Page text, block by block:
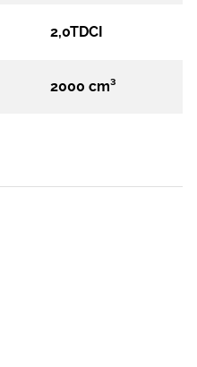
2,0TDCI
2000 cm³